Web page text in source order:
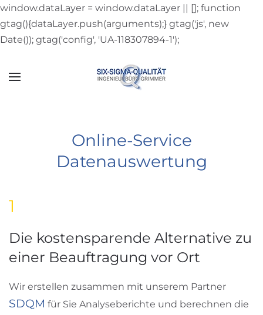
window.dataLayer = window.dataLayer || []; function
gtag(){dataLayer.push(arguments);} gtag('js', new
Date()); gtag('config', 'UA-118307894-1');
Zum Hauptinhalt springen
Online-Service
Datenauswertung
1
Die kostensparende Alternative zu
einer Beauftragung vor Ort
Wir erstellen zusammen mit unserem Partner
SDQM für Sie Analyseberichte und berechnen die